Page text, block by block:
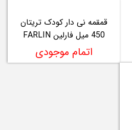
قمقمه نی دار کودک تریتان
450 میل فارلین FARLIN
اتمام موجودی